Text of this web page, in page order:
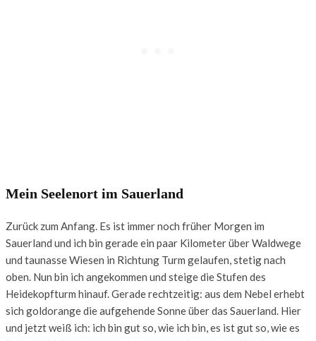
Mein Seelenort im Sauerland
Zurück zum Anfang. Es ist immer noch früher Morgen im
Sauerland und ich bin gerade ein paar Kilometer über Waldwege
und taunasse Wiesen in Richtung Turm gelaufen, stetig nach
oben. Nun bin ich angekommen und steige die Stufen des
Heidekopfturm hinauf. Gerade rechtzeitig: aus dem Nebel erhebt
sich goldorange die aufgehende Sonne über das Sauerland. Hier
und jetzt weiß ich: ich bin gut so, wie ich bin, es ist gut so, wie es